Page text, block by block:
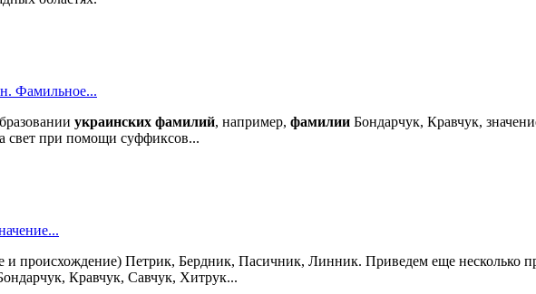
Фамильное...
украинских фамилий, например, фамилии Бондарчук, Кравчук,
при помощи суффиксов...
и происхождение) Петрик, Бердник, Пасичник, Линник. Приведем еще несколько
Кравчук, Савчук, Хитрук...